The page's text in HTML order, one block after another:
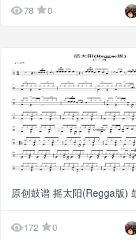
78 0
172 0